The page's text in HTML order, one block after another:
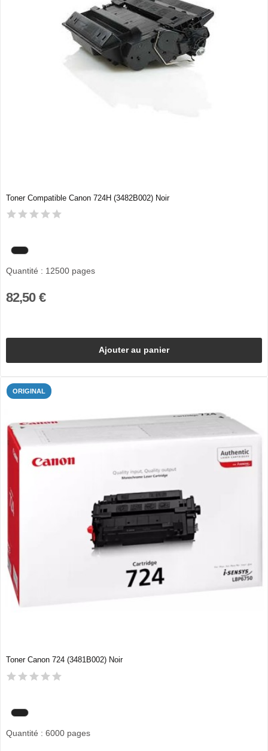
Toner Compatible Canon 724H (3482B002) Noir
Quantité : 12500 pages
82,50 €
Ajouter au panier
ORIGINAL
Toner Canon 724 (3481B002) Noir
Quantité : 6000 pages